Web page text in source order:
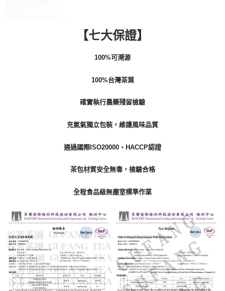
【七大保證】
100%可溯源
100%台灣茶葉
確實執行農藥殘留檢驗
充氮氣獨立包裝，維護風味品質
通過國際ISO20000、HACCP認證
茶包材質安全無毒，檢驗合格
全程食品級無塵室標準作業